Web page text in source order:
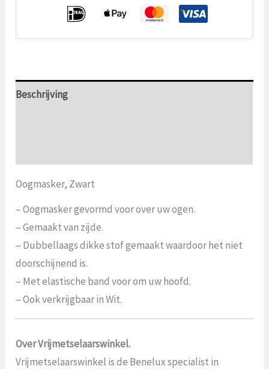
Beschrijving
Oogmasker, Zwart
– Oogmasker gevormd voor over uw ogen.
– Gemaakt van zijde.
– Dubbellaags dikke stof gemaakt waardoor het niet
doorschijnend is.
– Met elastische band voor om uw hoofd.
– Ook verkrijgbaar in Wit.
Over Vrijmetselaarswinkel.
Vrijmetselaarswinkel is de Benelux specialist in